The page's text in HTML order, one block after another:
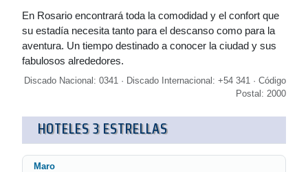
En Rosario encontrará toda la comodidad y el confort que
su estadía necesita tanto para el descanso como para la
aventura. Un tiempo destinado a conocer la ciudad y sus
fabulosos alrededores.
Discado Nacional: 0341 · Discado Internacional: +54 341 · Código
Postal: 2000
HOTELES 3 ESTRELLAS
Maro